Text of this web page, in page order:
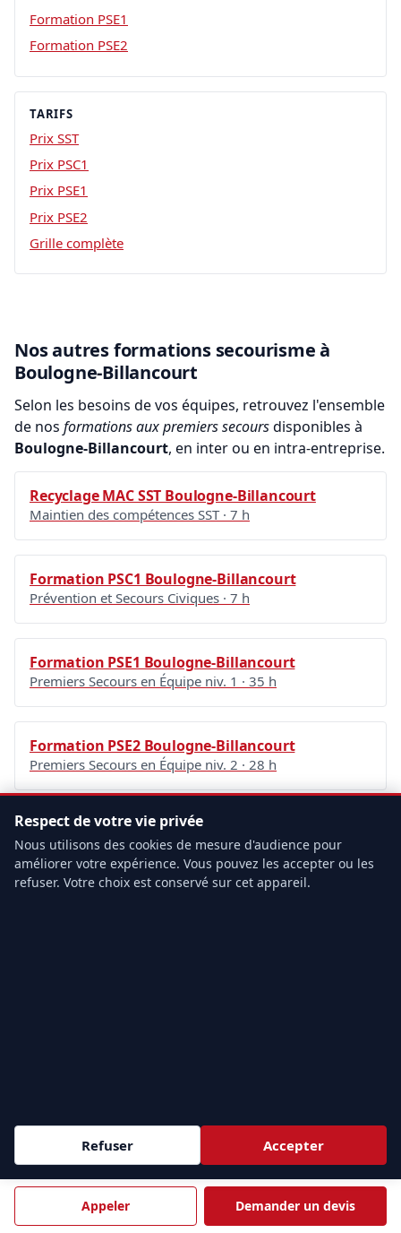
Appeler Demander un devis
Formation PSE1
Formation PSE2
TARIFS
Prix SST
Prix PSC1
Prix PSE1
Prix PSE2
Grille complète
Nos autres formations secourisme à
Boulogne-Billancourt
Selon les besoins de vos équipes, retrouvez l'ensemble
de nos formations aux premiers secoursdisponibles à
Boulogne-Billancourt, en inter ou en intra-entreprise.
Recyclage MAC SST Boulogne-Billancourt
Maintien des compétences SST · 7 h
Formation PSC1 Boulogne-Billancourt
Prévention et Secours Civiques · 7 h
Formation PSE1 Boulogne-Billancourt
Premiers Secours en Équipe niv. 1 · 35 h
Formation PSE2 Boulogne-Billancourt
Premiers Secours en Équipe niv. 2 · 28 h
Pour aller plus loin, consultez la page générale
Formation SST,demandez un devis gratuit
contactez notre équipe
Formation SST dans les villes proches
Boulogne-Billancourt. Devis sous 24 h ouvrées.
Demander un devis
Appeler 01.43.49.40.22
Respect de votre vie privée
Nous utilisons des cookies de mesure d'audience pour
améliorer votre expérience. Vous pouvez les accepter ou les
refuser. Votre choix est conservé sur cet appareil.
Refuser Accepter